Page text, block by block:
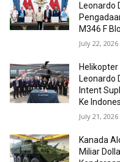
Leonardo
M346 F
July 22, 2026
Helikopter
Leonardo
Intent
Ke
July 21, 2026
Kanada
Miliar